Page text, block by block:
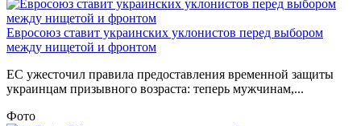
Евросоюз ставит украинских уклонистов перед выбором
между нищетой и фронтом
ЕС ужесточил правила предоставления временной защиты
украинцам призывного возраста: теперь мужчинам,...
Фото